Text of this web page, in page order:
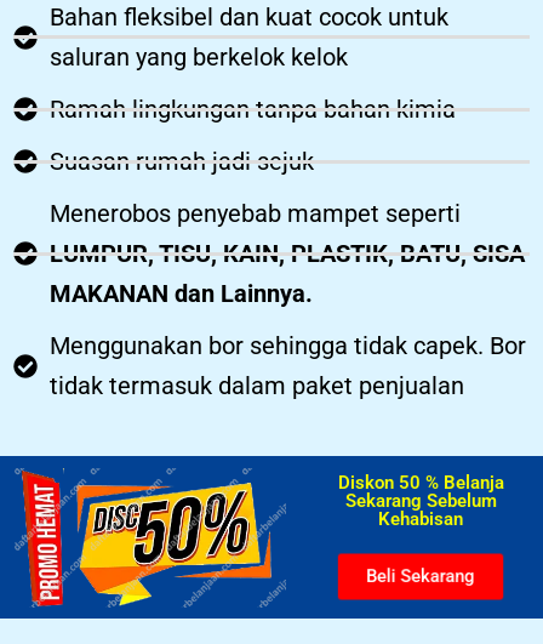
Bahan fleksibel dan kuat cocok untuk
saluran yang berkelok kelok
Ramah lingkungan tanpa bahan kimia
Suasan rumah jadi sejuk
Menerobos penyebab mampet seperti
LUMPUR, TISU, KAIN, PLASTIK, BATU, SISA
MAKANAN dan Lainnya.
Menggunakan bor sehingga tidak capek. Bor
tidak termasuk dalam paket penjualan
Diskon 50 % Belanja
Sekarang Sebelum
Kehabisan​
Beli Sekarang